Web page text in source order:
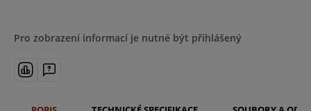
Pro zobrazení informací je nutné být přihlášený